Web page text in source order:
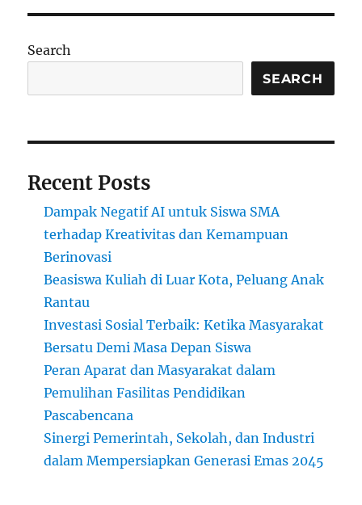
Generasi
Penerus
Search
SEARCH
Recent Posts
Dampak Negatif AI untuk Siswa SMA
terhadap Kreativitas dan Kemampuan
Berinovasi
Beasiswa Kuliah di Luar Kota, Peluang Anak
Rantau
Investasi Sosial Terbaik: Ketika Masyarakat
Bersatu Demi Masa Depan Siswa
Peran Aparat dan Masyarakat dalam
Pemulihan Fasilitas Pendidikan
Pascabencana
Sinergi Pemerintah, Sekolah, dan Industri
dalam Mempersiapkan Generasi Emas 2045